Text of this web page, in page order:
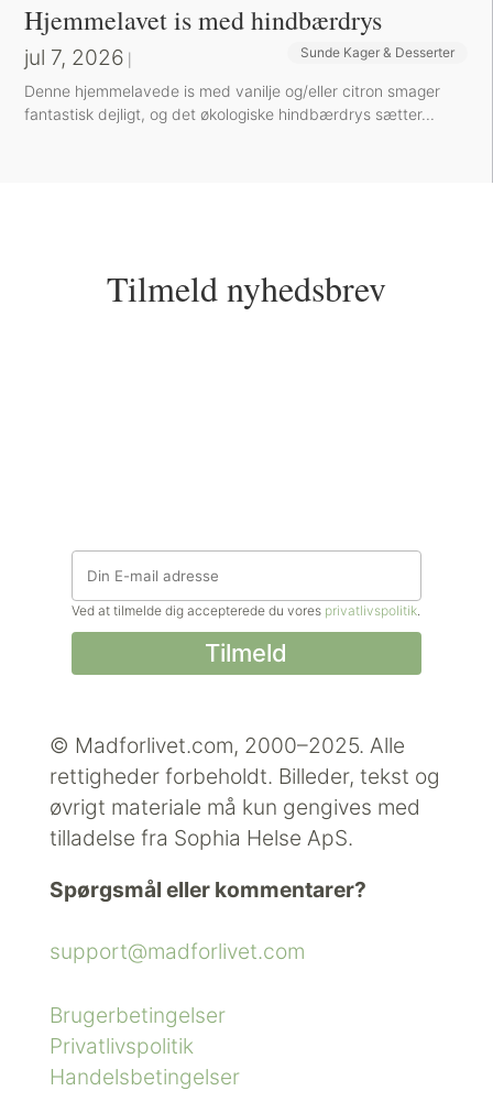
Hjemmelavet is med hindbærdrys
jul 7, 2026 Sunde Kager & Desserter
Denne hjemmelavede is med vanilje og/eller citron smager
fantastisk dejligt, og det økologiske hindbærdrys sætter...
Tilmeld nyhedsbrev
Ved at tilmelde dig accepterede du vores privatlivspolitik.
© Madforlivet.com, 2000–2025. Alle
rettigheder forbeholdt. Billeder, tekst og
øvrigt materiale må kun gengives med
tilladelse fra Sophia Helse ApS.
Spørgsmål eller kommentarer?
support@madforlivet.com
Brugerbetingelser
Privatlivspolitik
Handelsbetingelser